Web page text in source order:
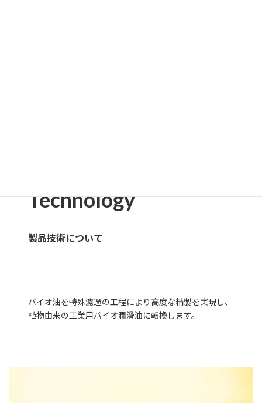
Technology
製品技術について
バイオ油を特殊濾過の工程により高度な精製を実現し、
植物由来の工業用バイオ潤滑油に転換します。